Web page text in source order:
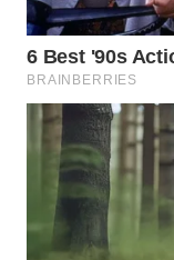
WN
PRIANGAN
TIMUR
WN
SEMARANG
WN
SOLO